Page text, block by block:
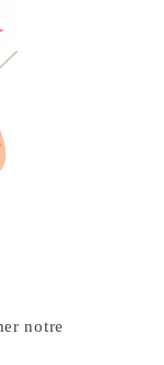
notre